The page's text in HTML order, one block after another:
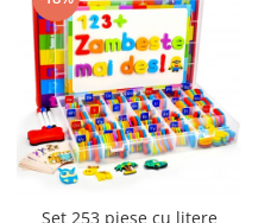
Set 253 piese cu litere